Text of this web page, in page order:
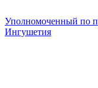
Уполномоченный по
Ингушетия